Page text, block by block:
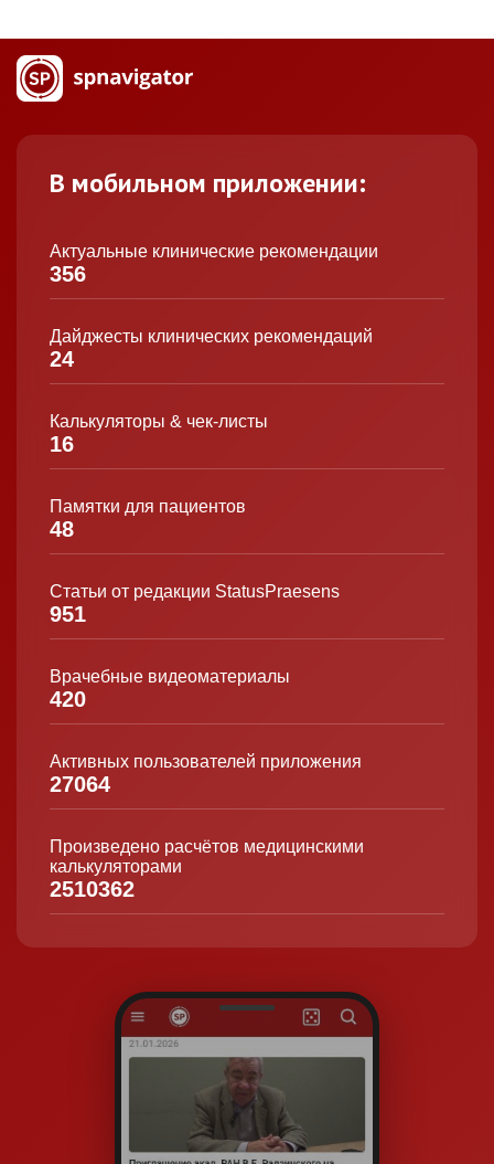
В мобильном приложении:
Актуальные клинические рекомендации
356
Дайджесты клинических рекомендаций
24
Калькуляторы & чек-листы
16
Памятки для пациентов
48
Статьи от редакции StatusPraesens
951
Врачебные видеоматериалы
420
Активных пользователей приложения
27064
Произведено расчётов медицинскими
калькуляторами
2510362